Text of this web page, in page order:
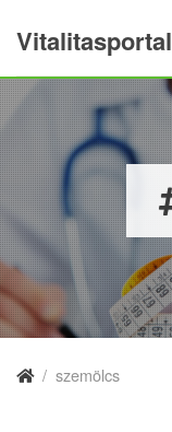
Vitalitasportal
/ szemölcs
×